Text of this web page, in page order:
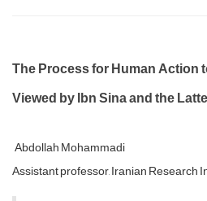
The Process for Human Action
Viewed by Ibn Sina and the
Abdollah Mohammadi
Assistant professor, Iranian Research